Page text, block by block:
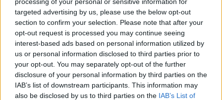
targeted advertising by us, please use the below opt-out
section to confirm your selection. Please note that after your
opt-out request is processed you may continue seeing
interest-based ads based on personal information utilized by
us or personal information disclosed to third parties prior to
your opt-out. You may separately opt-out of the further
disclosure of your personal information by third parties on the
IAB’s list of downstream participants. This information may
also be disclosed by us to third parties on the IAB’s List of
Τα 21 καλύτερα εστιατόρια στο Ιόνιο
πριν 30 λεπτά
Νετανιάχου: Το Ισραήλ απορρίπτει το ειρηνευτικό
σχέδιο του Τραμπ για τη Γάζα, δεν αποσύρουμε τον
στρατό μέχρι να αφοπλιστεί εντελώς η Χαμάς
πριν 31 λεπτά
ΔΕΙΤΕ ΟΛΕΣ ΤΙΣ ΕΙΔΗΣΕΙΣ